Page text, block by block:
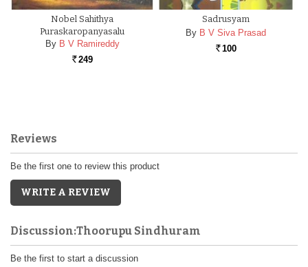
Nobel Sahithya
Puraskaropanyasalu
By B V Ramireddy
Rs. 249
Sadrusyam
By B V Siva Prasad
Rs. 100
Reviews
Be the first one to review this product
WRITE A REVIEW
Discussion:Thoorupu Sindhuram
Be the first to start a discussion